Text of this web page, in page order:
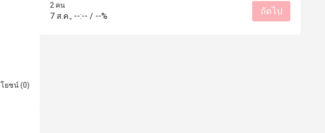
ยชน์ (0)
1963 bhat for 2 people after the 50% dc food
ประทับใจพนักงานน่ารั
อาหารอร่อยคุ่มค่า มีเช
2 คน
7 ส.ค., --:-- / --% ถัดไป